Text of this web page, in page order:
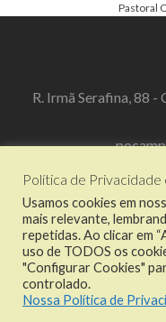
Pastoral
R. Irmã Serafina, 88 -
Política de
Usamos cookies em
mais relevante,
repetidas. Ao clicar em
uso de TODOS os
"Configurar Cookies"
controlado.
Nossa Política de